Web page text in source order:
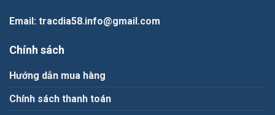
Email : tracdia58.info@gmail.com
Chính sách
Hướng dẫn mua hàng
Chính sách thanh toán